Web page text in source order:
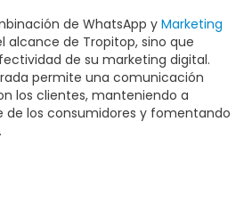
de WhatsApp y Marketing
alcance de Tropitop, sino que
de su marketing digital.
permite una comunicación
los clientes, manteniendo a
de los consumidores y fomentando